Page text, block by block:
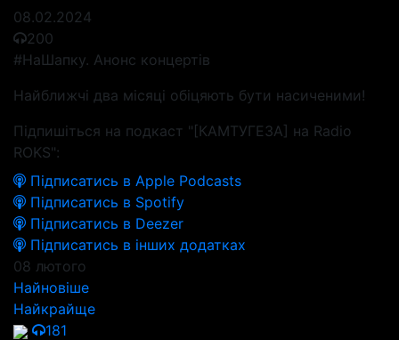
08.02.2024
200
#НаШапку. Анонс концертів
Найближчі два місяці обіцяють бути насиченими!
Підпишіться на подкаст "[КАМТУГЕЗА] на Radio
ROKS":
Підписатись в Apple Podcasts
Підписатись в Spotify
Підписатись в Deezer
Підписатись в інших додатках
08 лютого
Найновіше
Найкрайще
181